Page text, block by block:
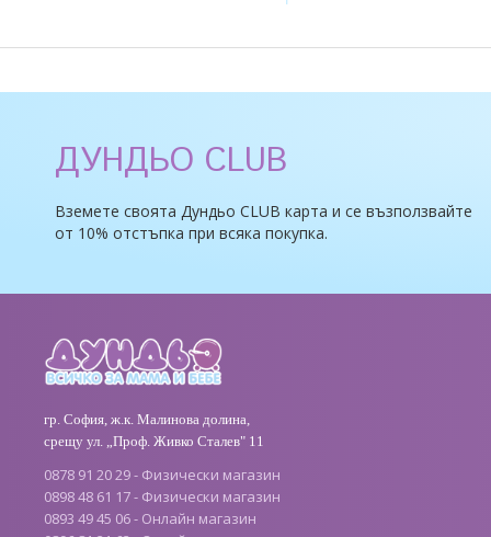
ДУНДЬО CLUB
Вземете своята Дундьо CLUB карта и се възползвайте
от 10% отстъпка при всяка покупка.
гр. София, ж.к. Малинова долина,
срещу ул. „Проф. Живко Сталев" 11
0878 91 20 29 - Физически магазин
0898 48 61 17 - Физически магазин
0893 49 45 06 - Онлайн магазин